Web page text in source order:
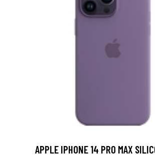
APPLE IPHONE 14 PRO MAX